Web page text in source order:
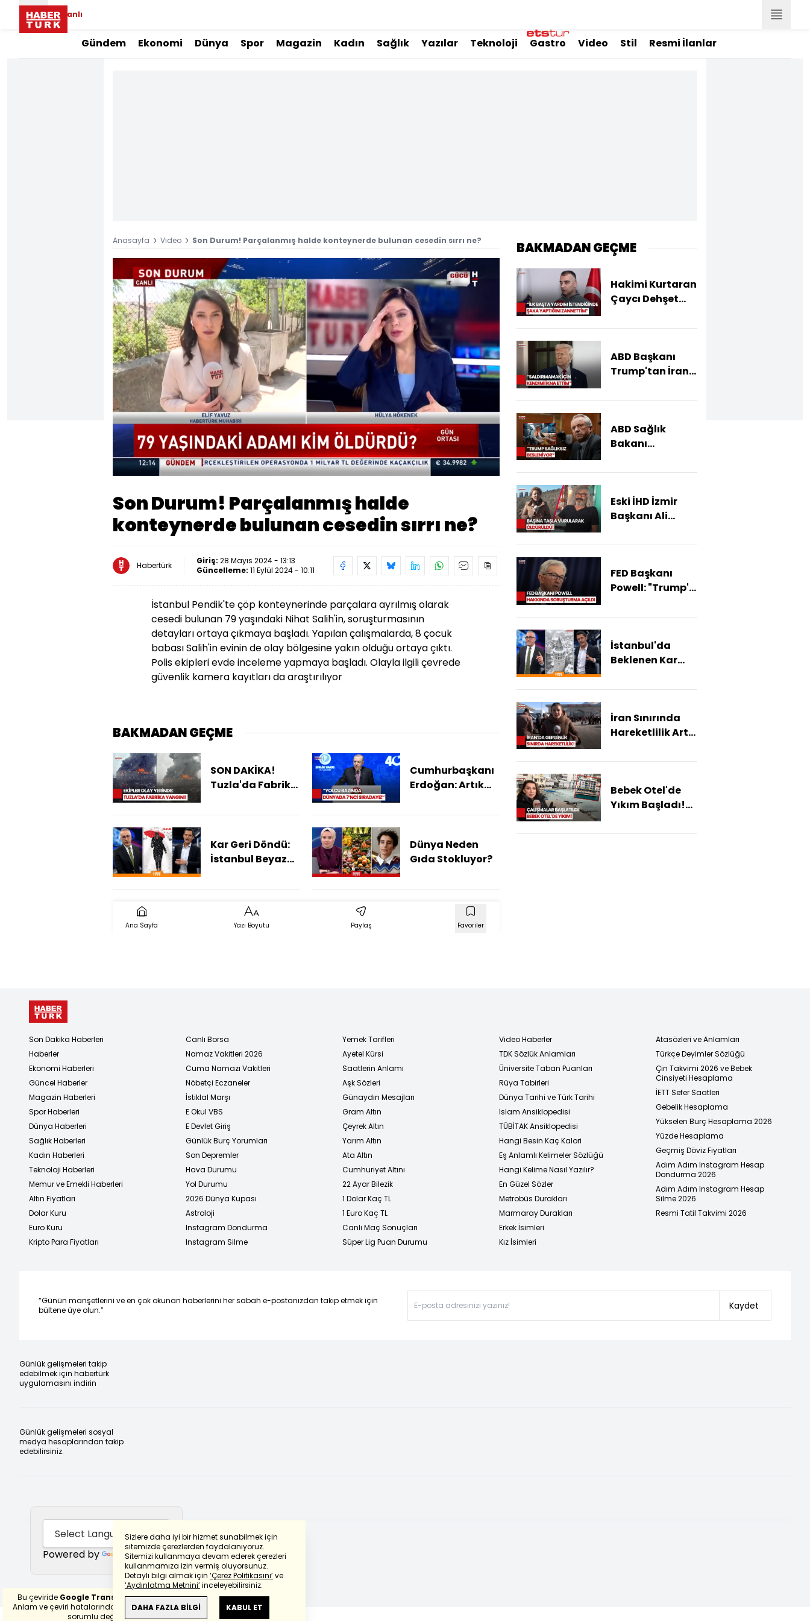
Canlı
Gündem Ekonomi Dünya Spor Magazin Kadın Sağlık Yazılar Teknoloji Gastro Video Stil Resmi İlanlar
Anasayfa Video Son Durum! Parçalanmış halde konteynerde bulunan cesedin sırrı ne?
Sesi
Yüklendi:
26.67%
Oynatma
Son Durum! Parçalanmış halde
konteynerde bulunan cesedin sırrı ne?
Habertürk Giriş: 28 Mayıs 2024 - 13:13
Güncelleme: 11 Eylül 2024 - 10:11
İstanbul Pendik'te çöp konteynerinde parçalara ayrılmış olarak
cesedi bulunan 79 yaşındaki Nihat Salih'in, soruşturmasının
detayları ortaya çıkmaya başladı. Yapılan çalışmalarda, 8 çocuk
babası Salih'in evinin de olay bölgesine yakın olduğu ortaya çıktı.
Polis ekipleri evde inceleme yapmaya başladı. Olayla ilgili çevrede
güvenlik kamera kayıtları da araştırılıyor
BAKMADAN GEÇME
SON DAKİKA!
Tuzla'da Fabrika
Siyah
Kaplandı
Cumhurbaşkanı
Erdoğan: Artık
Takip Edilen Bir
Kar Geri Döndü:
İstanbul Beyaza
Yağışı Kaç Gün
Dünya Neden
Gıda Stokluyor?
Ana Sayfa Yazı Boyutu Paylaş Favoriler
BAKMADAN GEÇME
Hakimi Kurtaran
Çaycı Dehşet
Anlattı!
ABD Başkanı
Trump'tan İran
ABD Sağlık
Bakanı
Dikkat Çeken
Açıklaması!
Eski İHD İzmir
Başkanı Ali
Öldürüldü!
FED Başkanı
Powell: "Trump'ı
İçin Hedefteyim"
İstanbul'da
Beklenen Kar
Yağışı Ne Kadar
İran Sınırında
Hareketlilik Arttı
Bebek Otel'de
Yıkım Başladı!
İçin Ekipler
Sizlere daha iyi bir hizmet sunabilmek için
sitemizde çerezlerden faydalanıyoruz.
Sitemizi kullanmaya devam ederek çerezleri
kullanmamıza izin vermiş oluyorsunuz.
Detaylı bilgi almak için ‘Çerez Politikasını’ve
‘Aydınlatma Metnini’inceleyebilirsiniz.
DAHA FAZLA BİLGİ KABUL ET
Son Dakika Haberleri
Haberler
Ekonomi Haberleri
Güncel Haberler
Magazin Haberleri
Spor Haberleri
Dünya Haberleri
Sağlık Haberleri
Kadın Haberleri
Teknoloji Haberleri
Memur ve Emekli Haberleri
Altın Fiyatları
Dolar Kuru
Euro Kuru
Kripto Para Fiyatları
Canlı Borsa
Namaz Vakitleri 2026
Cuma Namazı Vakitleri
Nöbetçi Eczaneler
İstiklal Marşı
E Okul VBS
E Devlet Giriş
Günlük Burç Yorumları
Son Depremler
Hava Durumu
Yol Durumu
2026 Dünya Kupası
Astroloji
Instagram Dondurma
Instagram Silme
Yemek Tarifleri
Ayetel Kürsi
Saatlerin Anlamı
Aşk Sözleri
Günaydın Mesajları
Gram Altın
Çeyrek Altın
Yarım Altın
Ata Altın
Cumhuriyet Altını
22 Ayar Bilezik
1 Dolar Kaç TL
1 Euro Kaç TL
Canlı Maç Sonuçları
Süper Lig Puan Durumu
Video Haberler
TDK Sözlük Anlamları
Üniversite Taban Puanları
Rüya Tabirleri
Dünya Tarihi ve Türk Tarihi
İslam Ansiklopedisi
TÜBİTAK Ansiklopedisi
Hangi Besin Kaç Kalori
Eş Anlamlı Kelimeler Sözlüğü
Hangi Kelime Nasıl Yazılır?
En Güzel Sözler
Metrobüs Durakları
Marmaray Durakları
Erkek İsimleri
Kız İsimleri
Atasözleri ve Anlamları
Türkçe Deyimler Sözlüğü
Çin Takvimi 2026 ve Bebek
Cinsiyeti Hesaplama
İETT Sefer Saatleri
Gebelik Hesaplama
Yükselen Burç Hesaplama 2026
Yüzde Hesaplama
Geçmiş Döviz Fiyatları
Adım Adım Instagram Hesap
Dondurma 2026
Adım Adım Instagram Hesap
Silme 2026
Resmi Tatil Takvimi 2026
“Günün manşetlerini ve en çok okunan haberlerini her sabah e-postanızdan takip etmek için
bültene üye olun.”
Kaydet
Günlük gelişmeleri takip
edebilmek için habertürk
uygulamasını indirin
Günlük gelişmeleri sosyal
medya hesaplarından takip
edebilirsiniz.
Powered by Translate
Bu çeviride Google Transletekullanılmıştır.
Anlam ve çeviri hatalarından
haberturk.com
sorumlu değildir.